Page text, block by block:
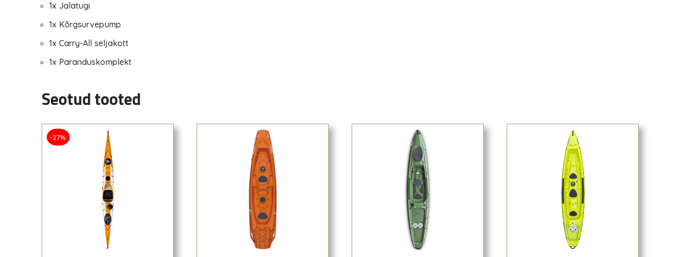
1x Jalatugi
1x Kõrgsurvepump
1x Carry-All seljakott
1x Paranduskomplekt
Seotud tooted
-27%